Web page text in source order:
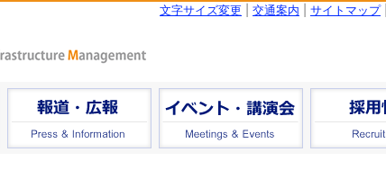
文字サイズ変更 交通案内 サイトマップ|